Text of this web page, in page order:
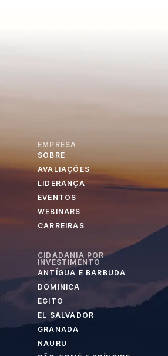
EMPRESA
SOBRE
AVALIAÇÕES
LIDERANÇA
EVENTOS
WEBINARS
CARREIRAS
CIDADANIA POR
INVESTIMENTO
ANTÍGUA E BARBUDA
DOMINICA
EGITO
EL SALVADOR
GRANADA
NAURU